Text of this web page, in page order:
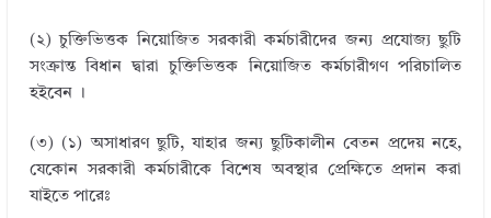
(২) চুক্তিভিত্তক নিয়োজিত সরকারী কর্মচারীদের জন্য প্রযোজ্য ছুটি
সংক্রান্ত বিধান দ্বারা চুক্তিভিত্তক নিয়োজিত কর্মচারীগণ পরিচালিত
হইবেন ।
(৩) (১) অসাধারণ ছুটি, যাহার জন্য ছুটিকালীন বেতন প্রদেয় নহে,
যেকোন সরকারী কর্মচারীকে বিশেষ অবস্থার প্রেক্ষিতে প্রদান করা
যাইতে পারেঃ